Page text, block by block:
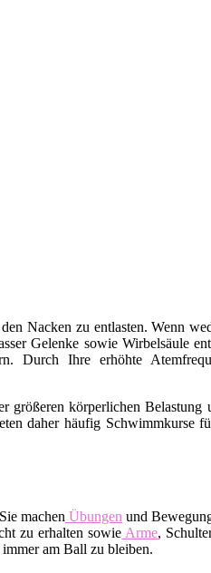
Nacken zu entlasten. Wenn
Gelenke sowie Wirbelsäule
Durch Ihre erhöhte
größeren körperlichen Belastung
daher häufig Schwimmkurse
machen Übungen und
zu erhalten sowie Arme,
am Ball zu bleiben.